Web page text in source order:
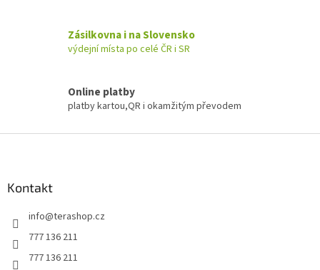
Zásilkovna i na Slovensko
výdejní místa po celé ČR i SR
Online platby
platby kartou,QR i okamžitým převodem
Kontakt
info@terashop.cz
777 136 211
777 136 211